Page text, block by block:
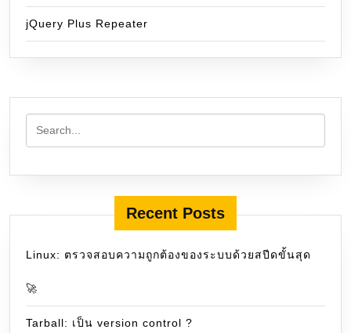
jQuery Plus Repeater
Recent Posts
Linux: ตรวจสอบความถูกต้องของระบบด้วยสปีดขั้นสุด
🚀
Tarball: เป็น version control ?